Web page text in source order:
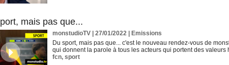
mais pas que...
monstudioTV | 27/01/2022
Emissions
Du sport, mais pas que... c'est le nouveau rendez-vous de
qui donnent la parole à tous les acteurs qui portent des
fcn, sport